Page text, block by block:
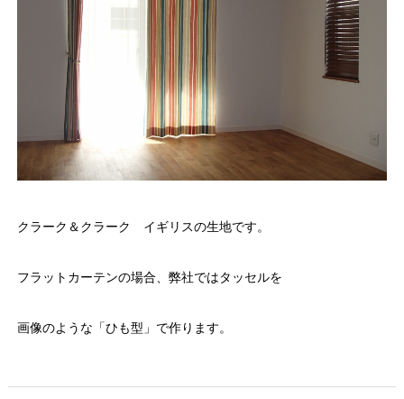
クラーク＆クラーク イギリスの生地です。
フラットカーテンの場合、弊社ではタッセルを
画像のような「ひも型」で作ります。